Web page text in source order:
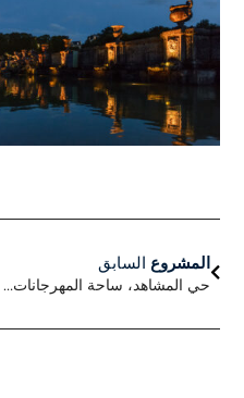
المشروع السابق
حي المشاهد، ساحة المهرجانات، ساحة المهرجانات